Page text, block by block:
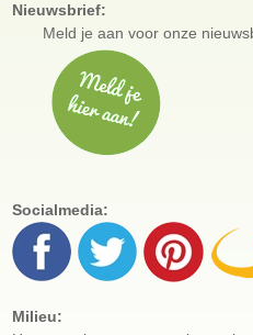
Nieuwsbrief:
Meld je aan vooronze
Socialmedia:
Milieu: